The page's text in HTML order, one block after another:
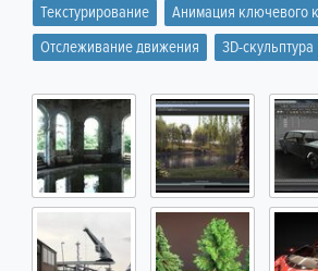
Текстурирование
Анимация ключевого
Отслеживание движения
3D-скульптура